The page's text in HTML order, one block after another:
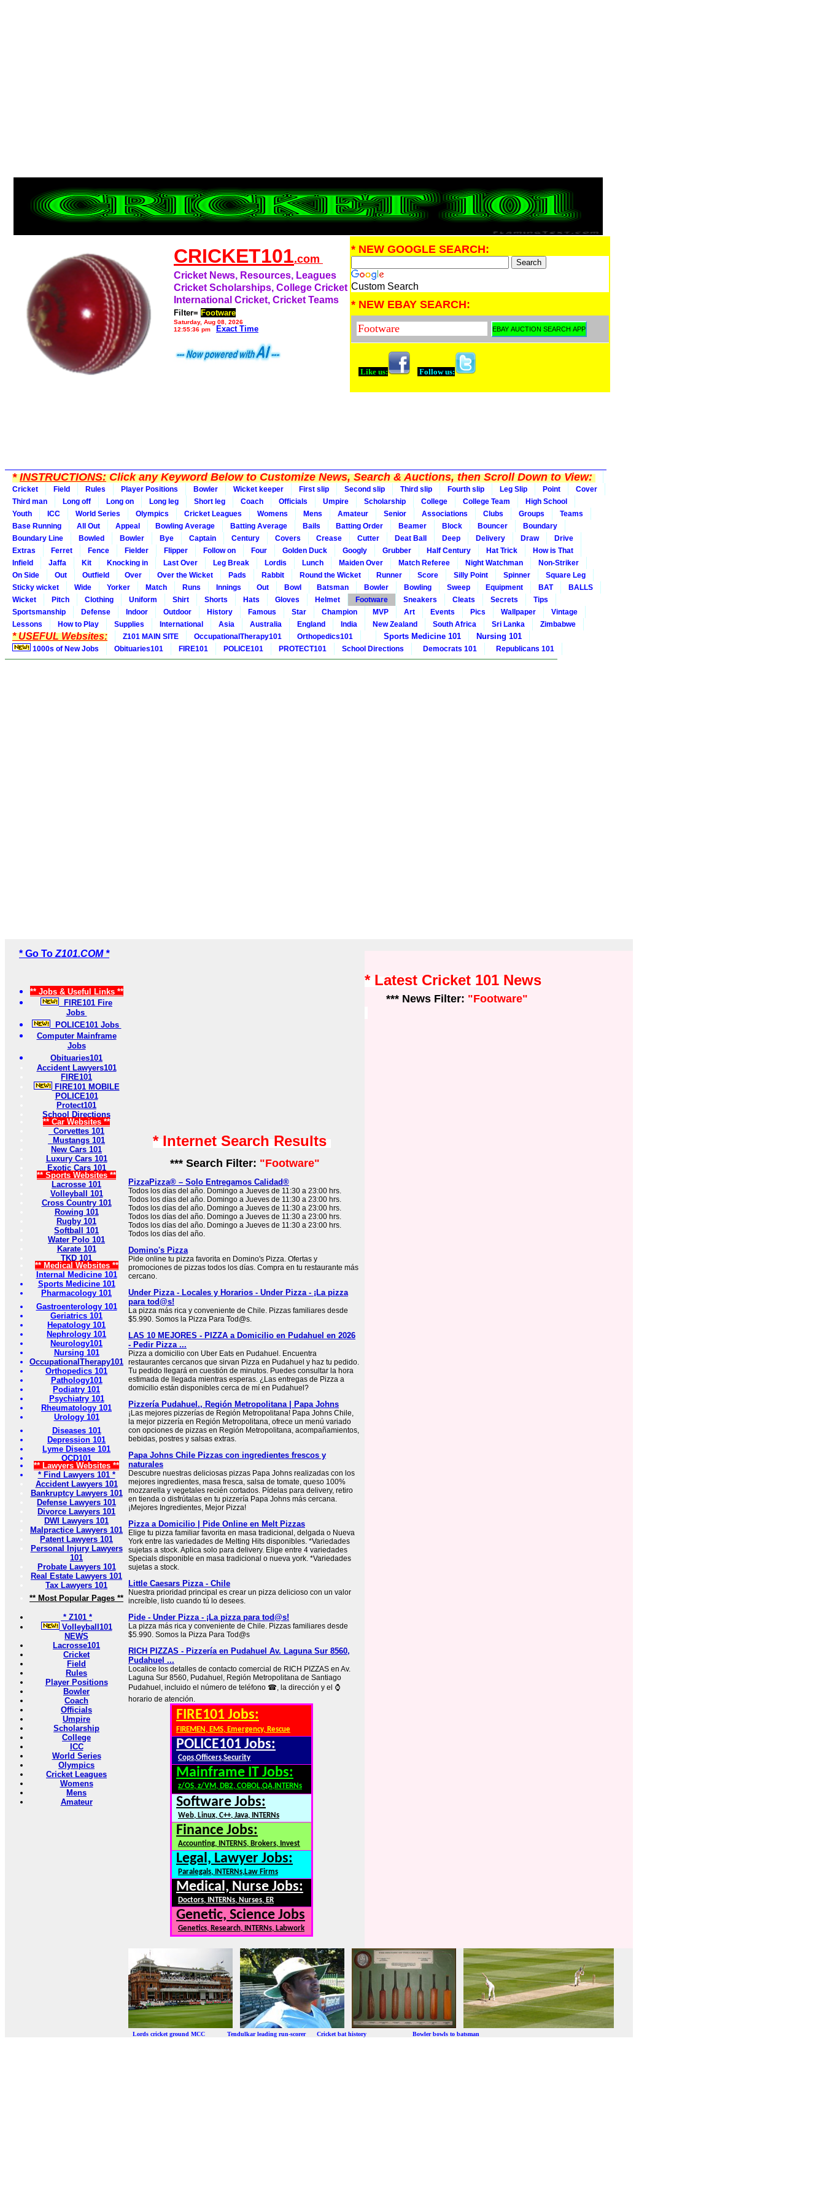
CRICKET101.com
Cricket News, Resources, Leagues
Cricket Scholarships, College Cricket
International Cricket, Cricket Teams
Filter= Footware
Saturday, Aug 08, 2026
12:55:36 pm
Exact Time
* NEW GOOGLE SEARCH:
Custom Search
* NEW EBAY SEARCH:
Like us: Follow us:
*INSTRUCTIONS:Click any Keyword Below to Customize News, Search & Auctions, then Scroll Down to View:
Cricket Field Rules Player Positions Bowler Wicket keeper First slip Second slip Third slip Fourth slip Leg Slip Point
Cover
Third man
Long off Long on Long leg Short leg Coach Officials Umpire Scholarship College College Team
High School
Youth
ICC World Series Olympics Cricket Leagues Womens Mens Amateur Senior Associations Clubs Groups
Teams
Base Running
All Out Appeal Bowling Average Batting Average Bails Batting Order Beamer Block Bouncer
Boundary
Boundary Line
Bowled Bowler Bye Captain Century Covers Crease Cutter Deat Ball Deep Delivery Draw
Drive
Extras
Ferret Fence Fielder Flipper Follow on Four Golden Duck Googly Grubber Half Century Hat Trick
How is That
Infield
Jaffa Kit Knocking in Last Over Leg Break Lordis Lunch Maiden Over Match Referee Night Watchman
Non-Striker
On Side
Out Outfield Over Over the Wicket Pads Rabbit Round the Wicket Runner Score Silly Point Spinner
Square Leg
Sticky wicket
Wide Yorker Match Runs Innings Out Bowl Batsman Bowler Bowling Sweep Equipment BAT
BALLS
Wicket
Pitch Clothing Uniform Shirt Shorts Hats Gloves Helmet Footware Sneakers Cleats Secrets
Tips
Sportsmanship
Defense Indoor Outdoor History Famous Star Champion MVP Art Events Pics Wallpaper
Vintage
Lessons
How to Play Supplies International Asia Australia England India New Zealand South Africa Sri Lanka Zimbabwe
* USEFUL Websites: Z101 MAIN SITE OccupationalTherapy101 Orthopedics101 Sports Medicine 101 Nursing 101
1000s of New Jobs Obituaries101 FIRE101 POLICE101 PROTECT101 School Directions Democrats 101 Republicans 101
* Go To Z101.COM *
** Jobs & Useful Links **
FIRE101 Fire
Jobs
POLICE101 Jobs
Computer Mainframe
Jobs
Obituaries101
Accident Lawyers101
FIRE101
FIRE101 MOBILE
POLICE101
Protect101
School Directions
** Car Websites **
Corvettes 101
Mustangs 101
New Cars 101
Luxury Cars 101
Exotic Cars 101
** Sports Websites **
Lacrosse 101
Volleyball 101
Cross Country 101
Rowing 101
Rugby 101
Softball 101
Water Polo 101
Karate 101
TKD 101
** Medical Websites **
Internal Medicine 101
Sports Medicine 101
Pharmacology 101
Gastroenterology 101
Geriatrics 101
Hepatology 101
Nephrology 101
Neurology101
Nursing 101
OccupationalTherapy101
Orthopedics 101
Pathology101
Podiatry 101
Psychiatry 101
Rheumatology 101
Urology 101
Diseases 101
Depression 101
Lyme Disease 101
OCD101
** Lawyers Websites **
* Find Lawyers 101 *
Accident Lawyers 101
Bankruptcy Lawyers 101
Defense Lawyers 101
Divorce Lawyers 101
DWI Lawyers 101
Malpractice Lawyers 101
Patent Lawyers 101
Personal Injury Lawyers
101
Probate Lawyers 101
Real Estate Lawyers 101
Tax Lawyers 101
** Most Popular Pages **
* Z101 *
Volleyball101
NEWS
Lacrosse101
Cricket
Field
Rules
Player Positions
Bowler
Coach
Officials
Umpire
Scholarship
College
ICC
World Series
Olympics
Cricket Leagues
Womens
Mens
Amateur
* Internet Search Results
*** Search Filter: "Footware"
PizzaPizza® – Solo Entregamos Calidad®
Todos los días del año. Domingo a Jueves de 11:30 a 23:00 hrs.
Todos los días del año. Domingo a Jueves de 11:30 a 23:00 hrs.
Todos los días del año. Domingo a Jueves de 11:30 a 23:00 hrs.
Todos los días del año. Domingo a Jueves de 11:30 a 23:00 hrs.
Todos los días del año. Domingo a Jueves de 11:30 a 23:00 hrs.
Todos los días del año.
Domino's Pizza
Pide online tu pizza favorita en Domino's Pizza. Ofertas y
promociones de pizzas todos los días. Compra en tu restaurante más
cercano.
Under Pizza - Locales y Horarios - Under Pizza - ¡La pizza
para tod@s!
La pizza más rica y conveniente de Chile. Pizzas familiares desde
$5.990. Somos la Pizza Para Tod@s.
LAS 10 MEJORES - PIZZA a Domicilio en Pudahuel en 2026
- Pedir Pizza ...
Pizza a domicilio con Uber Eats en Pudahuel. Encuentra
restaurantes cercanos que sirvan Pizza en Pudahuel y haz tu pedido.
Tu pedido llegará en cuestión de minutos. Puedes consultar la hora
estimada de llegada mientras esperas. ¿Las entregas de Pizza a
domicilio están disponibles cerca de mí en Pudahuel?
Pizzería Pudahuel., Región Metropolitana | Papa Johns
¡Las mejores pizzerías de Región Metropolitana! Papa Johns Chile,
la mejor pizzería en Región Metropolitana, ofrece un menú variado
con opciones de pizzas en Región Metropolitana, acompañamientos,
bebidas, postres y salsas extras.
Papa Johns Chile Pizzas con ingredientes frescos y
naturales
Descubre nuestras deliciosas pizzas Papa Johns realizadas con los
mejores ingredientes, masa fresca, salsa de tomate, queso 100%
mozzarella y vegetales recién cortados. Pídelas para delivery, retiro
en tienda o disfrútalas en tu pizzería Papa Johns más cercana.
¡Mejores Ingredientes, Mejor Pizza!
Pizza a Domicilio | Pide Online en Melt Pizzas
Elige tu pizza familiar favorita en masa tradicional, delgada o Nueva
York entre las variedades de Melting Hits disponibles. *Variedades
sujetas a stock. Aplica solo para delivery. Elige entre 4 variedades
Specials disponible en masa tradicional o nueva york. *Variedades
sujetas a stock.
Little Caesars Pizza - Chile
Nuestra prioridad principal es crear un pizza delicioso con un valor
increíble, listo cuando tú lo desees.
Pide - Under Pizza - ¡La pizza para tod@s!
La pizza más rica y conveniente de Chile. Pizzas familiares desde
$5.990. Somos la Pizza Para Tod@s
RICH PIZZAS - Pizzería en Pudahuel Av. Laguna Sur 8560,
Pudahuel ...
Localice los detalles de contacto comercial de RICH PIZZAS en Av.
Laguna Sur 8560, Pudahuel, Región Metropolitana de Santiago
Pudahuel, incluido el número de teléfono ☎, la dirección y el ⌚
horario de atención.
FIRE101 Jobs:
FIREMEN, EMS, Emergency, Rescue
POLICE101 Jobs:
Cops,Officers,Security
Mainframe IT Jobs:
z/OS, z/VM, DB2, COBOL,QA,INTERNs
Software Jobs:
Web, Linux, C++, Java, INTERNs
Finance Jobs:
Accounting, INTERNS, Brokers, Invest
Legal, Lawyer Jobs:
Paralegals, INTERNs,Law Firms
Medical, Nurse Jobs:
Doctors, INTERNs, Nurses, ER
Genetic, Science Jobs
Genetics, Research, INTERNs, Labwork
* Latest Cricket 101 News
*** News Filter: "Footware"
Lords cricket ground MCC Tendulkar leading run-scorer Cricket bat history Bowler bowls to batsman